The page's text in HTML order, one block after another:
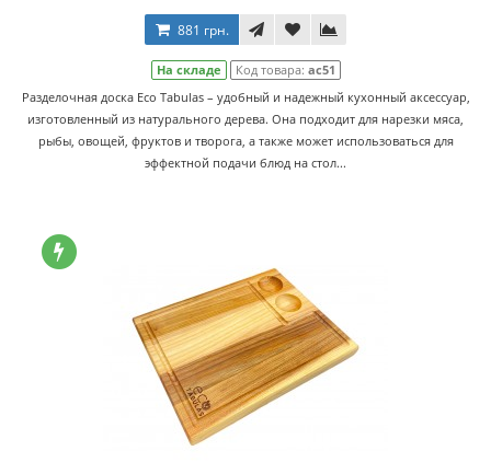
881 грн.
На складе Код товара: ас51
Разделочная доска Eco Tabulas – удобный и надежный кухонный аксессуар,
изготовленный из натурального дерева. Она подходит для нарезки мяса,
рыбы, овощей, фруктов и творога, а также может использоваться для
эффектной подачи блюд на стол...